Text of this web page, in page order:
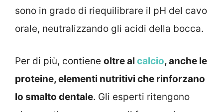
sono in grado di riequilibrare il pH del cavo
orale, neutralizzando gli acidi della bocca.
Per di più, contiene oltre al calcio, anche le
proteine, elementi nutritivi che rinforzano
lo smalto dentale. Gli esperti ritengono